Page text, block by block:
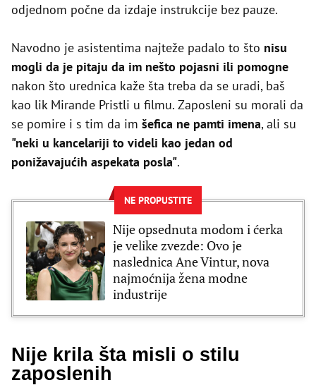
odjednom počne da izdaje instrukcije bez pauze.
Navodno je asistentima najteže padalo to što nisu
mogli da je pitaju da im nešto pojasni ili pomogne
nakon što urednica kaže šta treba da se uradi, baš
kao lik Mirande Pristli u filmu. Zaposleni su morali da
se pomire i s tim da im šefica ne pamti imena, ali su
"neki u kancelariji to videli kao jedan od
ponižavajućih aspekata posla".
NE PROPUSTITE
Nije opsednuta modom i ćerka
je velike zvezde: Ovo je
naslednica Ane Vintur, nova
najmoćnija žena modne
industrije
Nije krila šta misli o stilu
zaposlenih